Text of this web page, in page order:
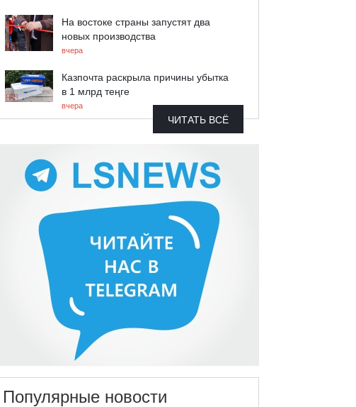
На востоке страны запустят два
новых производства
вчера
Казпочта раскрыла причины убытка
в 1 млрд теңге
вчера
ЧИТАТЬ ВСЁ
Популярные новости